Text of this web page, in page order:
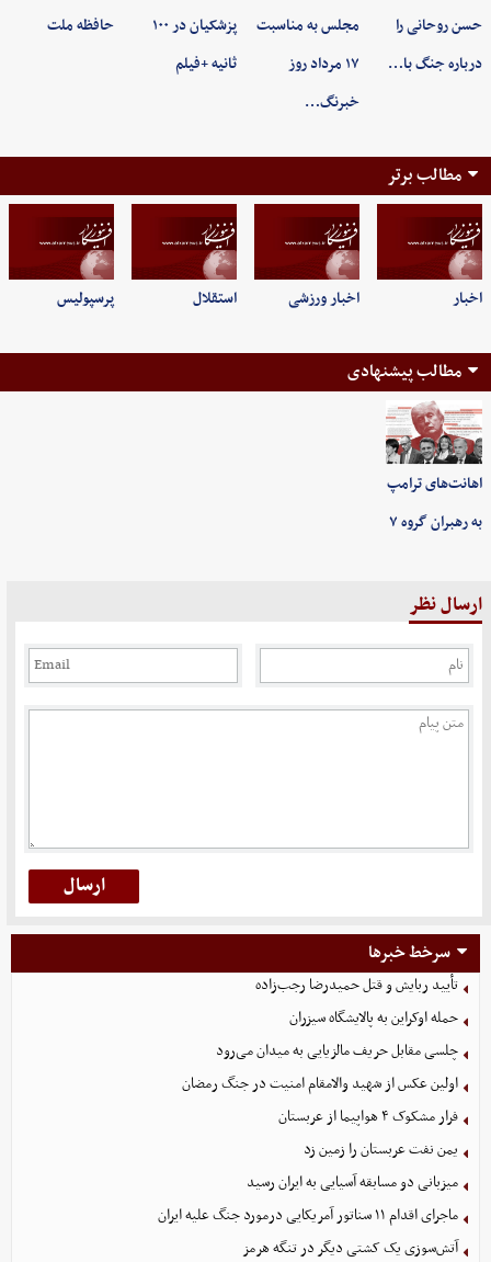
حسن روحانی را
درباره جنگ با…
مجلس به مناسبت
۱۷ مرداد روز
خبرنگ…
پزشکیان در ۱۰۰
ثانیه +فیلم
حافظه ملت
مطالب برتر
اخبار اخبار ورزشی استقلال پرسپولیس
مطالب پیشنهادی
اهانت‌های ترامپ
به رهبران گروه ۷
ارسال نظر
سرخط خبرها
تأیید ربایش و قتل حمیدرضا رجب‌زاده
حمله اوکراین به پالایشگاه سیزران
چلسی مقابل حریف مالزیایی به میدان می‌رود
اولین عکس از شهید والامقام امنیت در جنگ رمضان
فرار مشکوک ۴ هواپیما از عربستان
یمن نفت عربستان را زمین زد
میزبانی دو مسابقه آسیایی به ایران رسید
ماجرای اقدام ۱۱ سناتور آمریکایی درمورد جنگ علیه ایران
آتش‌سوزی یک کشتی دیگر در تنگه هرمز